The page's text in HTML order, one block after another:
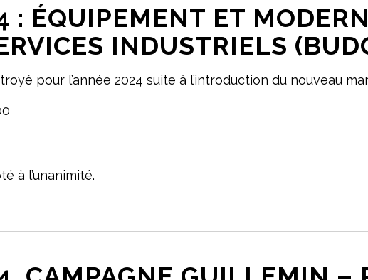
: ÉQUIPEMENT ET
INDUSTRIELS
pour l’année 2024 suite à l’introduction du nouveau
à l’unanimité.